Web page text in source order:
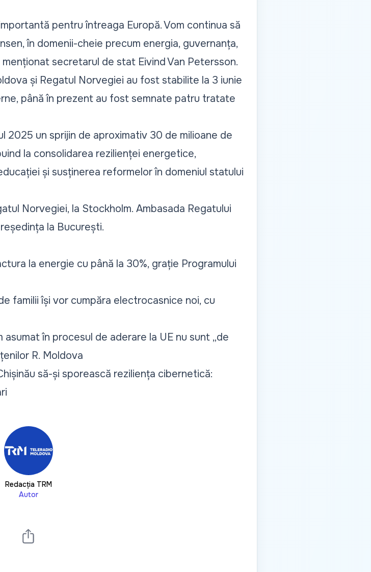
pentru întreaga Europă. Vom continua să
în domenii-cheie precum energia, guvernanța,
menționat secretarul de stat Eivind Van Petersson.
și Regatul Norvegiei au fost stabilite la 3 iunie
până în prezent au fost semnate patru tratate
2025 un sprijin de aproximativ 30 de milioane de
la consolidarea rezilienței energetice,
și susținerea reformelor în domeniul statului
Norvegiei, la Stockholm. Ambasada Regatului
la București.
la energie cu până la 30%, grație Programului
familii își vor cumpăra electrocasnice noi, cu
în procesul de aderare la UE nu sunt „de
R. Moldova
să-și sporească reziliența cibernetică:
Redacția TRM
Autor